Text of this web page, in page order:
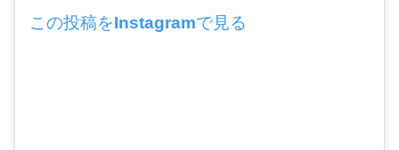
この投稿をInstagramで見る